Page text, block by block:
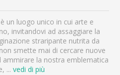
un luogo unico in cui arte e
invitandovi ad assaggiare la
straripante nutrita da
smette mai di cercare nuove
ammirare la nostra emblematica
... vedi di più